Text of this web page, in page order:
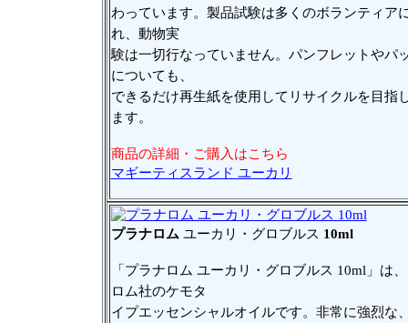
わっています。製品試験は多くのボランティア
れ、動物実
験は一切行なっていません。パンフレットやパ
についても、
できるだけ再生紙を使用してリサイクルを目指
ます。
商品の詳細・ご購入はこちら
マギーティスランド ユーカリ
プラナロム ユーカリ・グロブルス 10ml
「プラナロム ユーカリ・グロブルス 10ml」は
ロム社のケモタ
イプエッセンシャルオイルです。非常に強烈な